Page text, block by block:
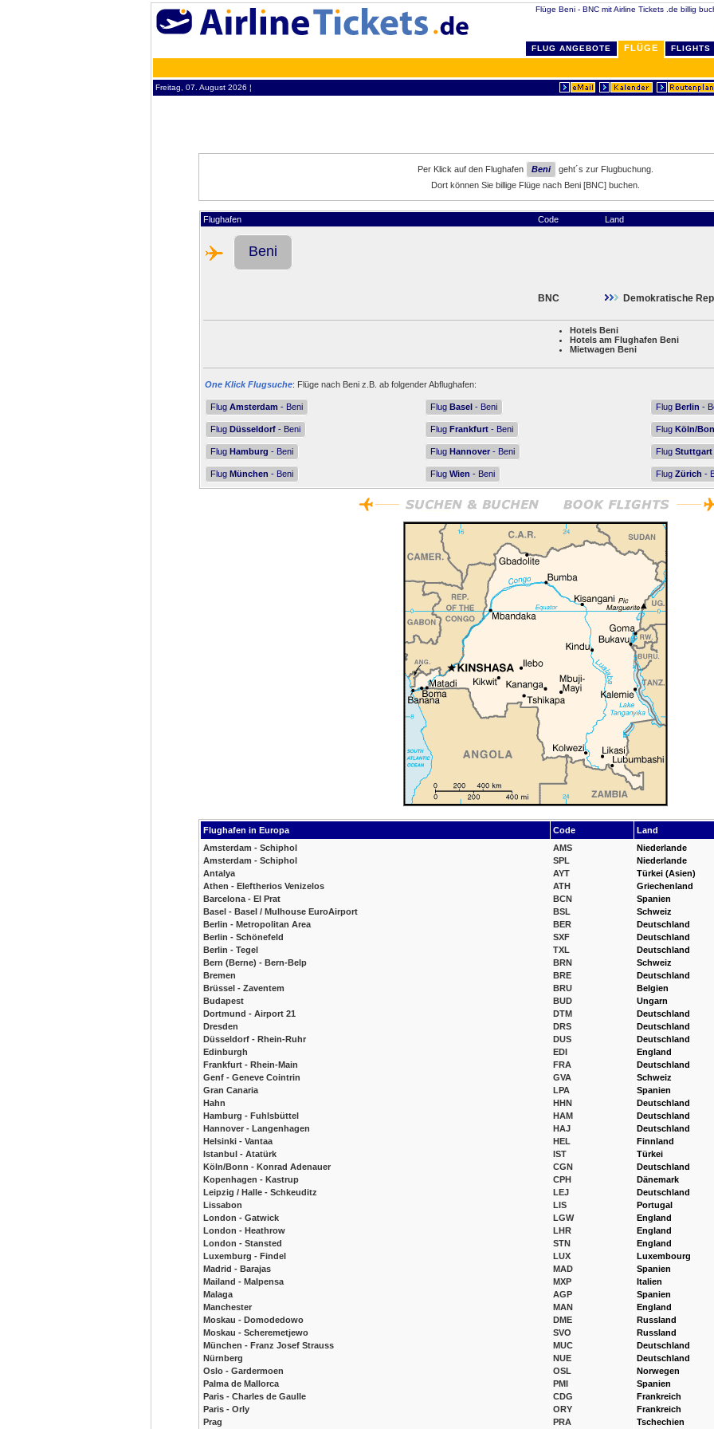
Flüge Beni - BNC mit Airline Tickets .de billig
FLUG ANGEBOTE FLÜGE FLIGHTS
Freitag, 07. August 2026 ¦
Per Klick auf den Flughafen Beni
geht´s zur Flugbuchung.
Dort können Sie billige Flüge nach Beni [BNC] buchen.
Flughafen Code Land
Beni
BNC Demokratische
Hotels Beni
Hotels am Flughafen Beni
Mietwagen Beni
One Klick Flugsuche: Flüge nach Beni z.B. ab folgender Abflughafen:
Flug Amsterdam - Beni Flug Basel - Beni Flug Berlin -
Flug Düsseldorf - Beni Flug Frankfurt - Beni Flug Köln/
Flug Hamburg - Beni Flug Hannover - Beni Flug Stuttgart
Flug München - Beni Flug Wien - Beni Flug Zürich -
Flughafen in Europa Code
Land
Amsterdam - Schiphol
Amsterdam - Schiphol
Antalya
Athen - Eleftherios Venizelos
Barcelona - El Prat
Basel - Basel / Mulhouse EuroAirport
Berlin - Metropolitan Area
Berlin - Schönefeld
Berlin - Tegel
Bern (Berne) - Bern-Belp
Bremen
Brüssel - Zaventem
Budapest
Dortmund - Airport 21
Dresden
Düsseldorf - Rhein-Ruhr
Edinburgh
Frankfurt - Rhein-Main
Genf - Geneve Cointrin
Gran Canaria
Hahn
Hamburg - Fuhlsbüttel
Hannover - Langenhagen
Helsinki - Vantaa
Istanbul - Atatürk
Köln/Bonn - Konrad Adenauer
Kopenhagen - Kastrup
Leipzig / Halle - Schkeuditz
Lissabon
London - Gatwick
London - Heathrow
London - Stansted
Luxemburg - Findel
Madrid - Barajas
Mailand - Malpensa
Malaga
Manchester
Moskau - Domodedowo
Moskau - Scheremetjewo
München - Franz Josef Strauss
Nürnberg
Oslo - Gardermoen
Palma de Mallorca
Paris - Charles de Gaulle
Paris - Orly
Prag
AMS
SPL
AYT
ATH
BCN
BSL
BER
SXF
TXL
BRN
BRE
BRU
BUD
DTM
DRS
DUS
EDI
FRA
GVA
LPA
HHN
HAM
HAJ
HEL
IST
CGN
CPH
LEJ
LIS
LGW
LHR
STN
LUX
MAD
MXP
AGP
MAN
DME
SVO
MUC
NUE
OSL
PMI
CDG
ORY
PRA
Niederlande
Niederlande
Türkei (Asien)
Griechenland
Spanien
Schweiz
Deutschland
Deutschland
Deutschland
Schweiz
Deutschland
Belgien
Ungarn
Deutschland
Deutschland
Deutschland
England
Deutschland
Schweiz
Spanien
Deutschland
Deutschland
Deutschland
Finnland
Türkei
Deutschland
Dänemark
Deutschland
Portugal
England
England
England
Luxembourg
Spanien
Italien
Spanien
England
Russland
Russland
Deutschland
Deutschland
Norwegen
Spanien
Frankreich
Frankreich
Tschechien